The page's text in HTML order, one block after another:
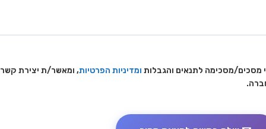
מסכים/מסכימה לתנאים והגבלות ומדיניות הפרטיות, ומאשר/ת יצירת